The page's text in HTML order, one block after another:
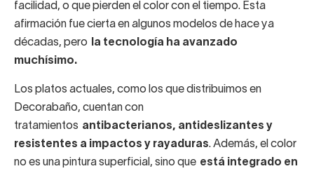
facilidad, o que pierden el color con el tiempo. Esta
afirmación fue cierta en algunos modelos de hace ya
décadas, pero
la tecnología ha avanzado
muchísimo.
Los platos actuales, como los que distribuimos en
Decorabaño, cuentan con
tratamientos antibacterianos, antideslizantes y
resistentes a impactos y rayaduras. Además, el color
no es una pintura superficial, sino que está integrado en